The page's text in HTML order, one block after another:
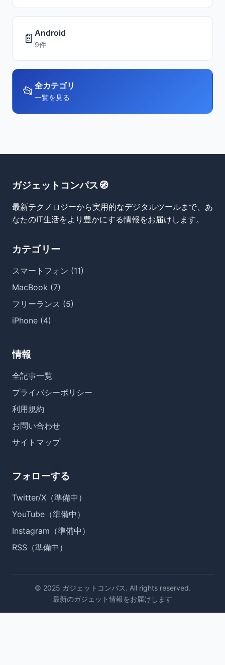
📄 Android
9件
📂 全カテゴリ
一覧を見る
ガジェットコンパス🧭
最新テクノロジーから実用的なデジタルツールまで、あ
なたのIT生活をより豊かにする情報をお届けします。
カテゴリー
スマートフォン (11)
MacBook (7)
フリーランス (5)
iPhone (4)
情報
全記事一覧
プライバシーポリシー
利用規約
お問い合わせ
サイトマップ
フォローする
Twitter/X（準備中）
YouTube（準備中）
Instagram（準備中）
RSS（準備中）
© 2025 ガジェットコンパス. All rights reserved.
最新のガジェット情報をお届けします